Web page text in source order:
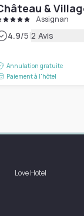
&
Assignan
4.9/5|2 Avis
Annulation gratuite
Paiement à l'hôtel
Love Hotel